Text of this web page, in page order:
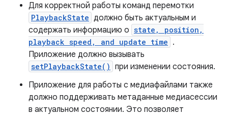
Для корректной работы команд перемотки
PlaybackState должно быть актуальным и
содержать информацию о state, position,
playback speed, and update time .
Приложение должно вызывать
setPlaybackState() при изменении состояния.
Приложение для работы с медиафайлами также
должно поддерживать метаданные медиасессии
в актуальном состоянии. Это позволяет